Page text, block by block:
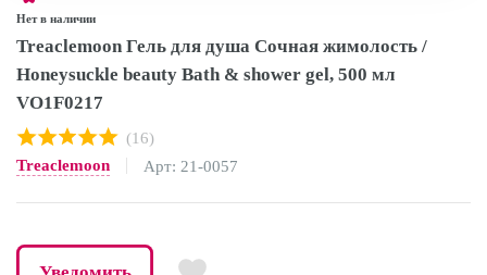
Нет в наличии
Treaclemoon Гель для душа Сочная жимолость /
Honeysuckle beauty Bath & shower gel, 500 мл
VO1F0217
(16)
Treaclemoon
Арт: 21-0057